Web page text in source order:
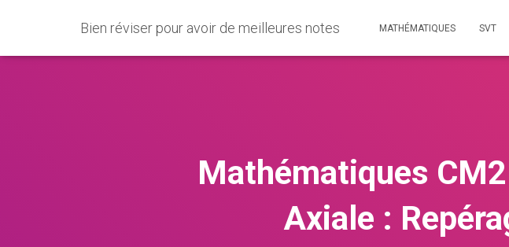
Bien réviser pour avoir de meilleures notes MATHÉMATIQUES SVT
Mathématiques
Axiale :